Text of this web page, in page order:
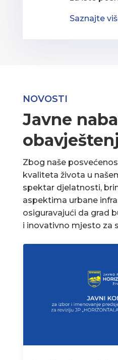
Saznajte
NOVOSTI
Javne
Zbog naše
kvaliteta života u
spektar djelatnosti,
aspektima urbane
osiguravajući da grad
i inovativno mjesto za